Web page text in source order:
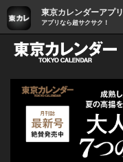
東京カレンダーアプリ
アプリなら超サクサク！